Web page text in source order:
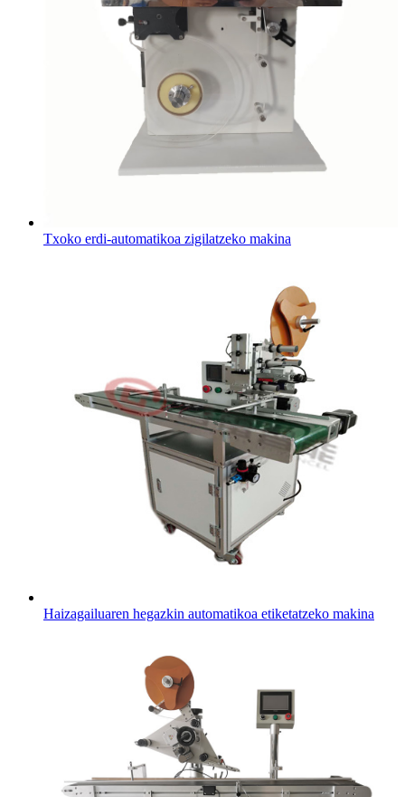
Txoko erdi-automatikoa zigilatzeko makina
Haizagailuaren hegazkin automatikoa etiketatzeko makina